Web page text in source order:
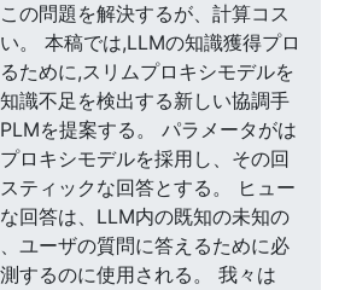
の問題を解決するが、計算コス
。 本稿では,LLMの知識獲得プロ
ために,スリムプロキシモデルを
識不足を検出する新しい協調手
を提案する。 パラメータがは
ロキシモデルを採用し、その回
ティックな回答とする。 ヒュー
回答は、LLM内の既知の未知の
ユーザの質問に答えるために必
するのに使用される。 我々は